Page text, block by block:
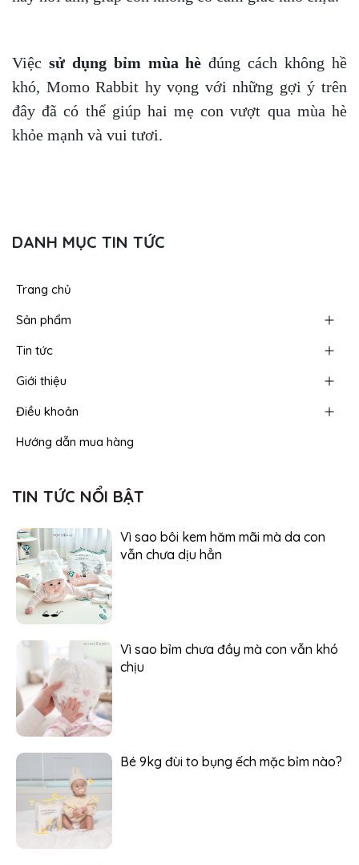
Việc sử dụng bỉm mùa hè đúng cách không hề
khó, Momo Rabbit hy vọng với những gợi ý trên
đây đã có thể giúp hai mẹ con vượt qua mùa hè
khỏe mạnh và vui tươi.
DANH MỤC TIN TỨC
Trang chủ
Sản phẩm
Tin tức
Giới thiệu
Điều khoản
Hướng dẫn mua hàng
TIN TỨC NỔI BẬT
Vì sao bôi kem hăm mãi mà da con
vẫn chưa dịu hẳn
Vì sao bỉm chưa đầy mà con vẫn khó
chịu
Bé 9kg đùi to bụng ếch mặc bỉm nào?